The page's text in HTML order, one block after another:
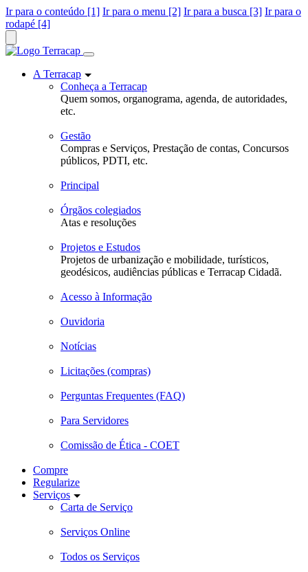
Ir para o conteúdo [1] Ir para o menu [2] Ir para a busca [3] Ir para o
rodapé [4]
A Terracap
Conheça a Terracap
Quem somos, organograma, agenda, de autoridades,
etc.
Gestão
Compras e Serviços, Prestação de contas, Concursos
públicos, PDTI, etc.
Principal
Órgãos colegiados
Atas e resoluções
Projetos e Estudos
Projetos de urbanização e mobilidade, turísticos,
geodésicos, audiências públicas e Terracap Cidadã.
Acesso à Informação
Ouvidoria
Notícias
Licitações (compras)
Perguntas Frequentes (FAQ)
Para Servidores
Comissão de Ética - COET
Compre
Regularize
Serviços
Carta de Serviço
Serviços Online
Todos os Serviços